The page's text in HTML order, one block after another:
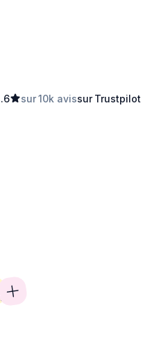
sur 10k avissur Trustpilot
250 000